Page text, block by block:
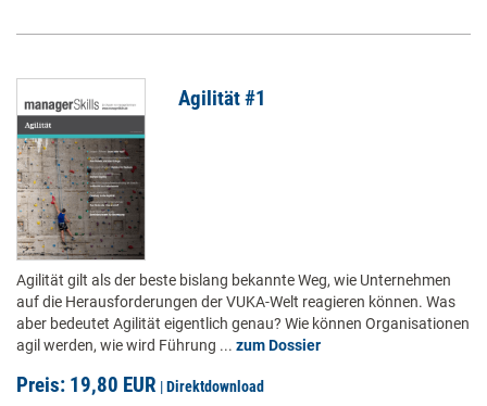
Agilität #1
Agilität gilt als der beste bislang bekannte Weg, wie Unternehmen
auf die Herausforderungen der VUKA-Welt reagieren können. Was
aber bedeutet Agilität eigentlich genau? Wie können Organisationen
agil werden, wie wird Führung ... zum Dossier
Preis: 19,80 EUR |Direktdownload